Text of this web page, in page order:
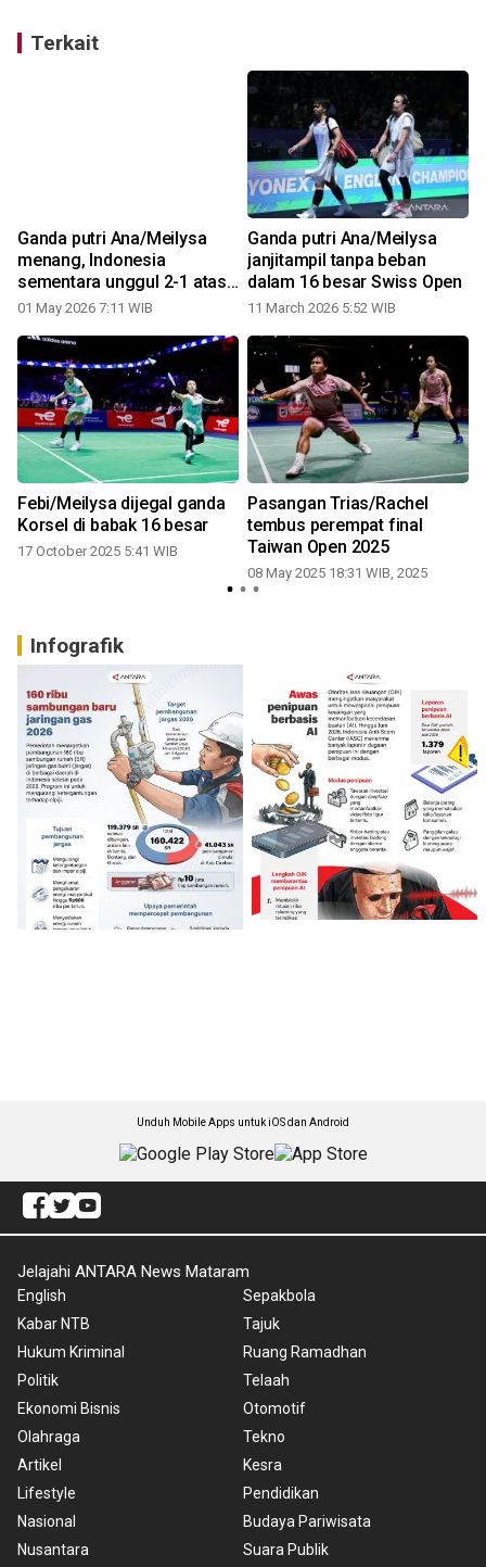
Terkait
Ganda putri Ana/Meilysa
menang, Indonesia
sementara unggul 2-1 atas
Denmark
01 May 2026 7:11 WIB
Ganda putri Ana/Meilysa
janjitampil tanpa beban
dalam 16 besar Swiss Open
11 March 2026 5:52 WIB
Febi/Meilysa dijegal ganda
Korsel di babak 16 besar
17 October 2025 5:41 WIB
Pasangan Trias/Rachel
tembus perempat final
Taiwan Open 2025
08 May 2025 18:31 WIB, 2025
Infografik
Unduh Mobile Apps untuk iOS dan Android
Jelajahi ANTARA News Mataram
English
Kabar NTB
Hukum Kriminal
Politik
Ekonomi Bisnis
Olahraga
Artikel
Lifestyle
Nasional
Nusantara
Sepakbola
Tajuk
Ruang Ramadhan
Telaah
Otomotif
Tekno
Kesra
Pendidikan
Budaya Pariwisata
Suara Publik